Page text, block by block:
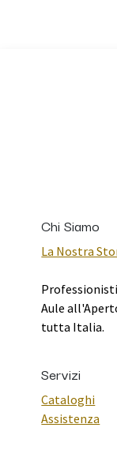
Chi Siamo
La Nostra
Aule
tutta Italia.
Servizi
Cataloghi
Assistenza